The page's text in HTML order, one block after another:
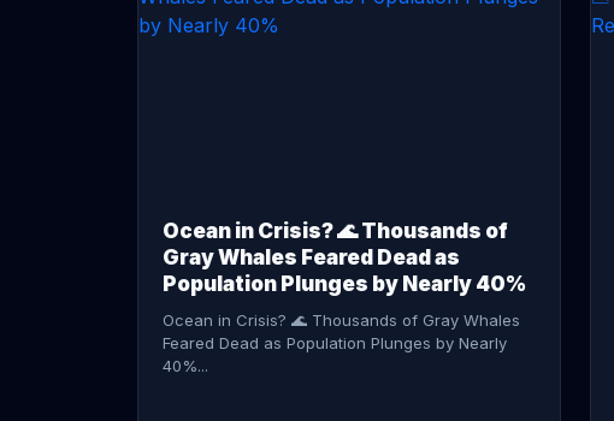
Ocean in Crisis? 🌊 Thousands of
Gray Whales Feared Dead as
Population Plunges by Nearly 40%
Ocean in Crisis? 🌊 Thousands of Gray Whales
Feared Dead as Population Plunges by Nearly
40%...